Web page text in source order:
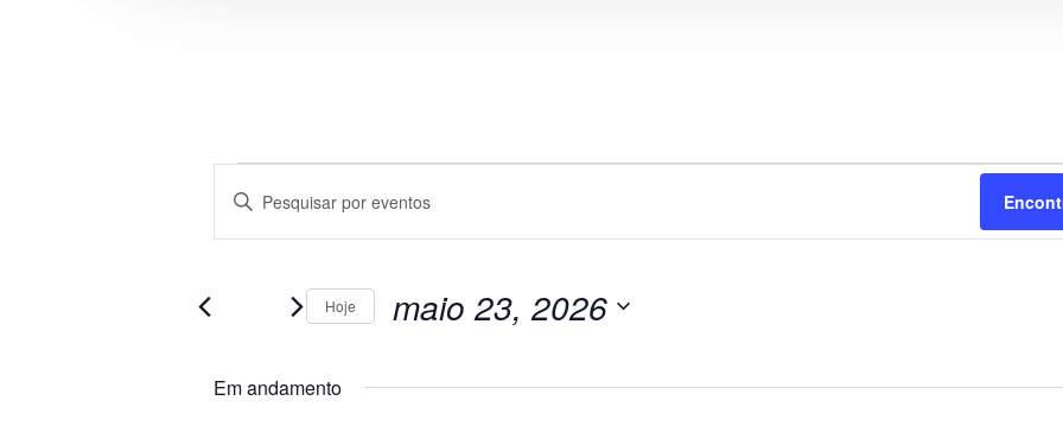
Eventos
maio
23,
Pesquisa
e
navegação
visuais
Digite
palavra-
chave.
Hoje maio 23, 2026
Em andamento